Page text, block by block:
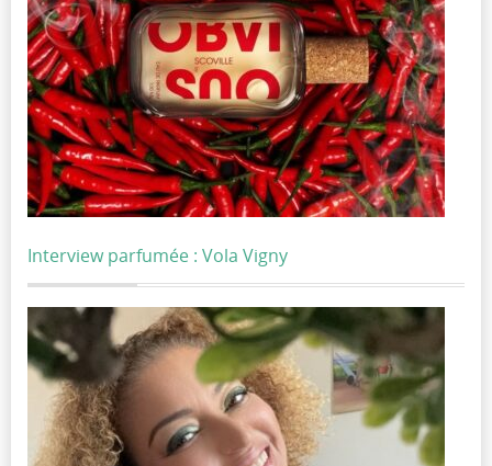
Interview parfumée : Vola Vigny